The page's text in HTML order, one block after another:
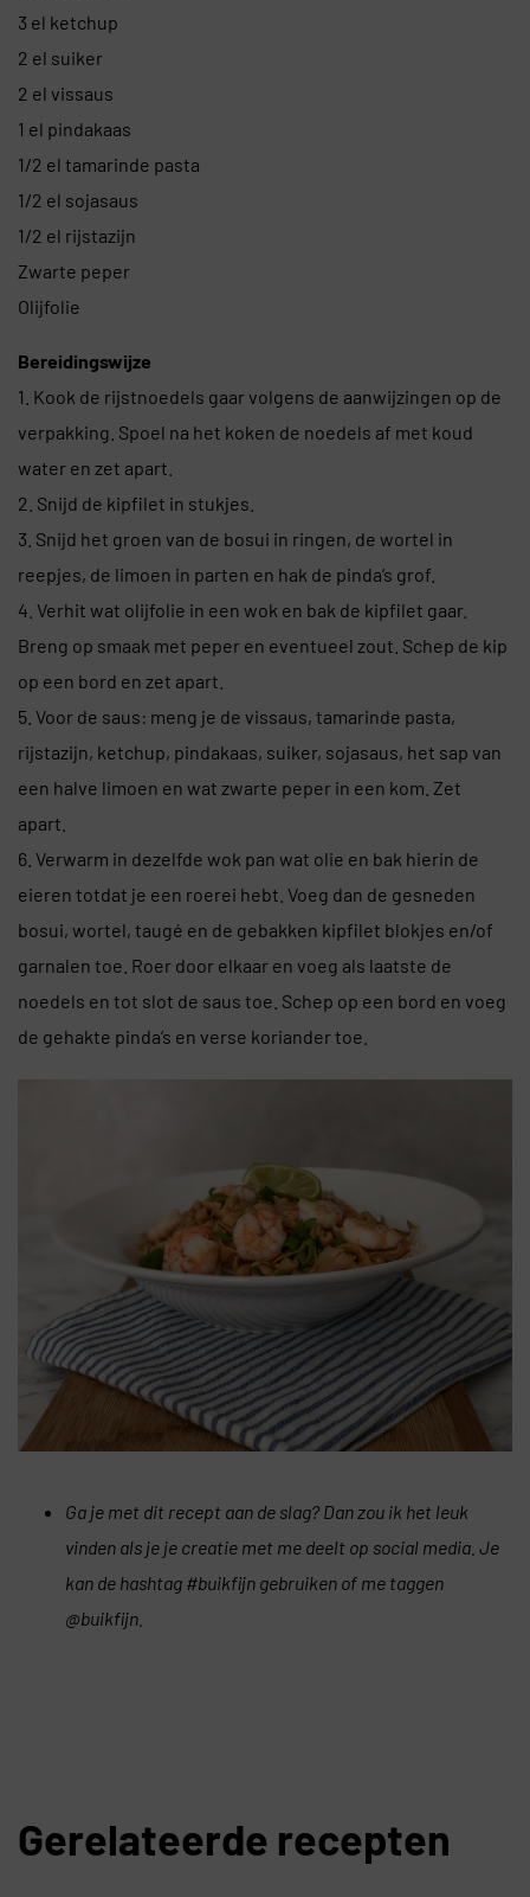
3 el ketchup
2 el suiker
2 el vissaus
1 el pindakaas
1/2 el tamarinde pasta
1/2 el sojasaus
1/2 el rijstazijn
Zwarte peper
Olijfolie
Bereidingswijze
1. Kook de rijstnoedels gaar volgens de aanwijzingen op de
verpakking. Spoel na het koken de noedels af met koud
water en zet apart.
2. Snijd de kipfilet in stukjes.
3. Snijd het groen van de bosui in ringen, de wortel in
reepjes, de limoen in parten en hak de pinda’s grof.
4. Verhit wat olijfolie in een wok en bak de kipfilet gaar.
Breng op smaak met peper en eventueel zout. Schep de kip
op een bord en zet apart.
5. Voor de saus: meng je de vissaus, tamarinde pasta,
rijstazijn, ketchup, pindakaas, suiker, sojasaus, het sap van
een halve limoen en wat zwarte peper in een kom. Zet
apart.
6. Verwarm in dezelfde wok pan wat olie en bak hierin de
eieren totdat je een roerei hebt. Voeg dan de gesneden
bosui, wortel, taugé en de gebakken kipfilet blokjes en/of
garnalen toe. Roer door elkaar en voeg als laatste de
noedels en tot slot de saus toe. Schep op een bord en voeg
de gehakte pinda’s en verse koriander toe.
Ga je met dit recept aan de slag? Dan zou ik het leuk
vinden als je je creatie met me deelt op social media. Je
kan de hashtag #buikfijn gebruiken of me taggen
@buikfijn.
Gerelateerde recepten